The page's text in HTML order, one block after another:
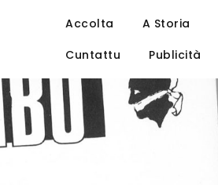
Accolta A Storia
Cuntattu
Publicità